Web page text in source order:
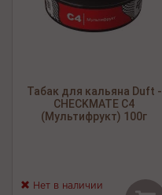
Табак для кальяна Duft -
CHECKMATE C4
(Мультифрукт) 100г
Нет в наличии